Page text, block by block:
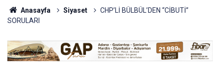
Anasayfa Siyaset
CHP’Lİ BÜLBÜL’DEN “CİBUTİ”
SORULARI